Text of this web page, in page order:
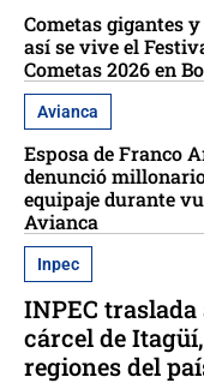
Cometas gigantes
así se vive el
Cometas 2026 en
Avianca
Esposa de Franco
denunció
equipaje durante
Avianca
Inpec
INPEC
cárcel de
regiones del